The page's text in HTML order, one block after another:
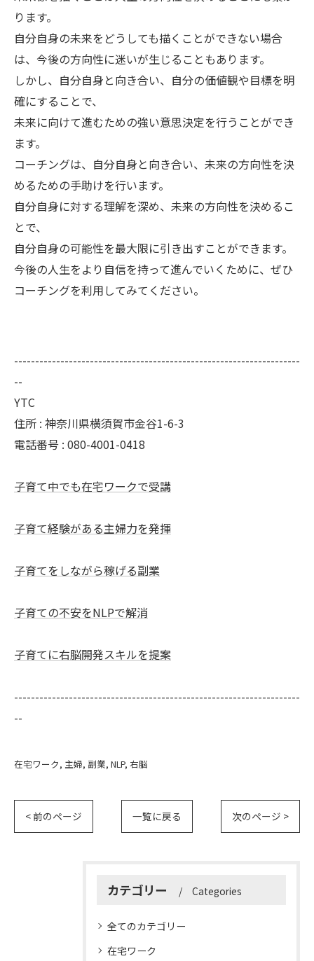
ります。
自分自身の未来をどうしても描くことができない場合
は、今後の方向性に迷いが生じることもあります。
しかし、自分自身と向き合い、自分の価値観や目標を明
確にすることで、
未来に向けて進むための強い意思決定を行うことができ
ます。
コーチングは、自分自身と向き合い、未来の方向性を決
めるための手助けを行います。
自分自身に対する理解を深め、未来の方向性を決めるこ
とで、
自分自身の可能性を最大限に引き出すことができます。
今後の人生をより自信を持って進んでいくために、ぜひ
コーチングを利用してみてください。
--------------------------------------------------------------------
--
YTC
住所 : 神奈川県横須賀市金谷1-6-3
電話番号 : 080-4001-0418
子育て中でも在宅ワークで受講
子育て経験がある主婦力を発揮
子育てをしながら稼げる副業
子育ての不安をNLPで解消
子育てに右脳開発スキルを提案
--------------------------------------------------------------------
--
在宅ワーク 主婦 副業 NLP 右脳
< 前のページ 一覧に戻る 次のページ >
カテゴリー Categories
全てのカテゴリー
在宅ワーク